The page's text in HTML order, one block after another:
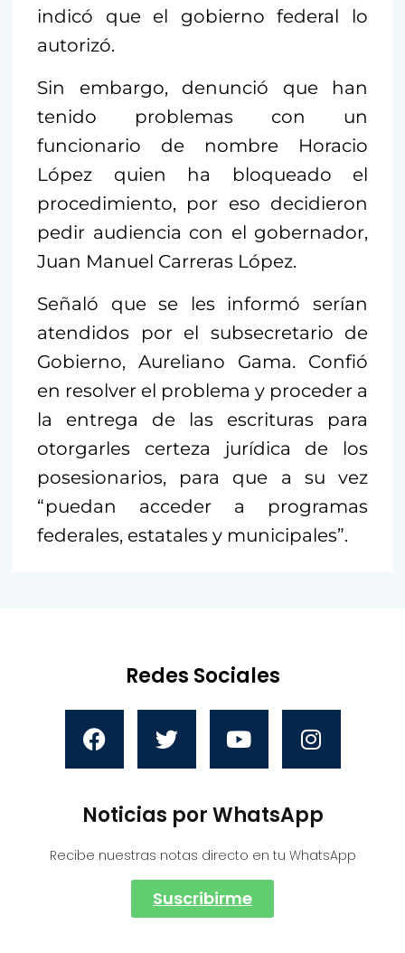
indicó que el gobierno federal lo
autorizó.
Sin embargo, denunció que han
tenido problemas con un
funcionario de nombre Horacio
López quien ha bloqueado el
procedimiento, por eso decidieron
pedir audiencia con el gobernador,
Juan Manuel Carreras López.
Señaló que se les informó serían
atendidos por el subsecretario de
Gobierno, Aureliano Gama. Confió
en resolver el problema y proceder a
la entrega de las escrituras para
otorgarles certeza jurídica de los
posesionarios, para que a su vez
“puedan acceder a programas
federales, estatales y municipales”.
Redes Sociales
Noticias por WhatsApp
Recibe nuestras notas directo en tu WhatsApp
Suscribirme